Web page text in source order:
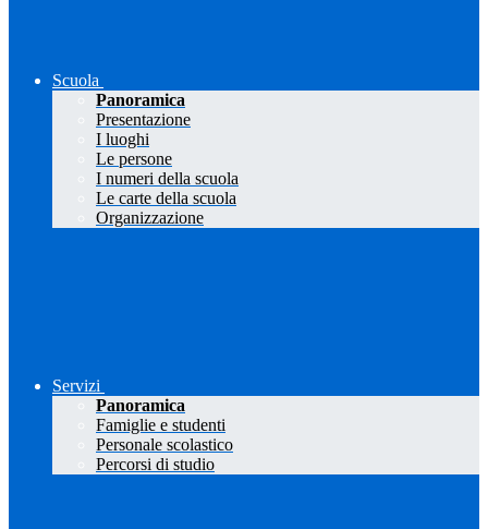
Scuola
Panoramica
Presentazione
I luoghi
Le persone
I numeri della scuola
Le carte della scuola
Organizzazione
Servizi
Panoramica
Famiglie e studenti
Personale scolastico
Percorsi di studio